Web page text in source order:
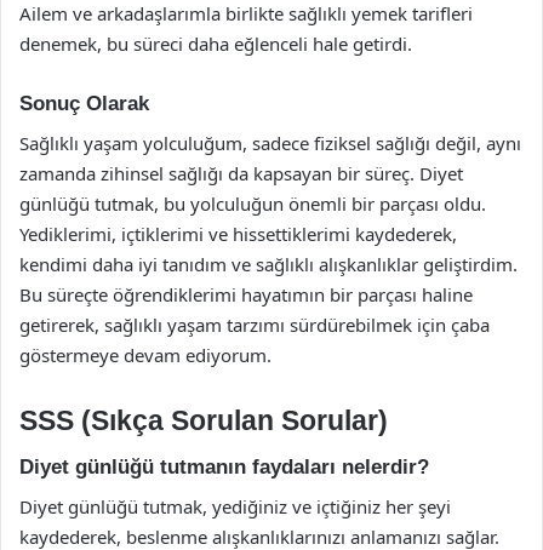
Ailem ve arkadaşlarımla birlikte sağlıklı yemek tarifleri
denemek, bu süreci daha eğlenceli hale getirdi.
Sonuç Olarak
Sağlıklı yaşam yolculuğum, sadece fiziksel sağlığı değil, aynı
zamanda zihinsel sağlığı da kapsayan bir süreç. Diyet
günlüğü tutmak, bu yolculuğun önemli bir parçası oldu.
Yediklerimi, içtiklerimi ve hissettiklerimi kaydederek,
kendimi daha iyi tanıdım ve sağlıklı alışkanlıklar geliştirdim.
Bu süreçte öğrendiklerimi hayatımın bir parçası haline
getirerek, sağlıklı yaşam tarzımı sürdürebilmek için çaba
göstermeye devam ediyorum.
SSS (Sıkça Sorulan Sorular)
Diyet günlüğü tutmanın faydaları nelerdir?
Diyet günlüğü tutmak, yediğiniz ve içtiğiniz her şeyi
kaydederek, beslenme alışkanlıklarınızı anlamanızı sağlar.